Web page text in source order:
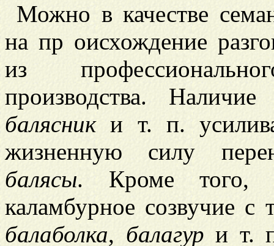
Можно в качестве
на пр оисхождение
из
производства.
балясники т. п.
жизненную силу
балясы. Кроме того,
каламбурное созвучие
балаболка, балагур и т.